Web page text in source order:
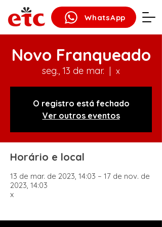
WhatsApp
Novo Franqueado
seg., 13 de mar.
  |
x
O registro está fechado
Ver outros eventos
Horário e local
13 de mar. de 2023, 14:03 – 17 de nov. de
2023, 14:03
x